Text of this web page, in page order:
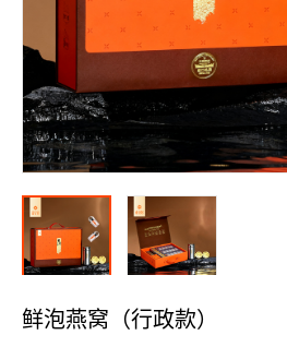
鲜泡燕窝（行政款）